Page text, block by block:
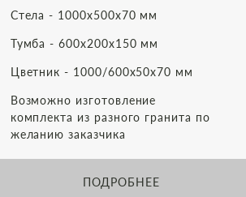
Стела - 1000х500х70 мм
Тумба - 600х200х150 мм
Цветник - 1000/600х50х70 мм
Возможно изготовление
комплекта из разного гранита по
желанию заказчика
ПОДРОБНЕЕ